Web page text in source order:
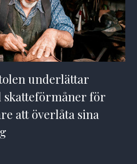
underlättar
för
att överlåta sina